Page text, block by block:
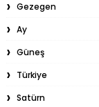
Gezegen
Ay
Güneş
Türkiye
Satürn